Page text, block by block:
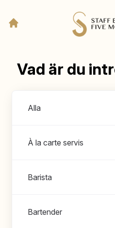
Vad är du
Alla
À la carte servis
Barista
Bartender